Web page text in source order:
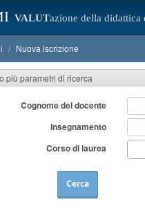
VALUTazione della didattica
Nuova iscrizione
più parametri di ricerca
Cognome del docente
Insegnamento
Corso di laurea
Cerca